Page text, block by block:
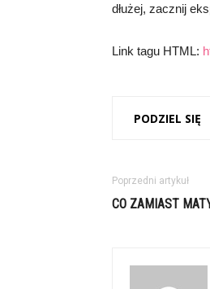
dłużej, zacznij
Link tagu HTML:
PODZIEL SIĘ
Poprzedni artykuł
CO ZAMIAST